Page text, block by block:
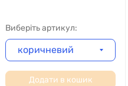
Виберіть артикул:
коричневий
Додати в кошик